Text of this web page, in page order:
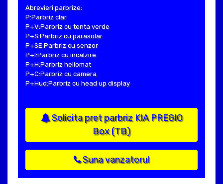
Abrevieri parbrize:
P:Parbriz clar
P+V:Parbriz cu tenta verde
P+S:Parbriz cu parasolar
P+SE:Parbriz cu senzor
P+I:Parbriz cu incalzire
P+H:Parbriz heliomat
P+C:Parbriz cu camera
P+Hud:Parbriz cu head up display
Solicita pret parbriz KIA PREGIO
Box (TB)
Suna vanzatorul